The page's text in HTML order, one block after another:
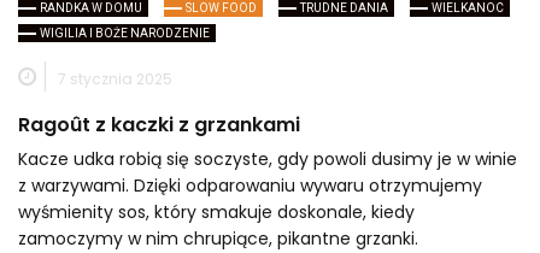
RANDKA W DOMU
SLOW FOOD TRUDNE DANIA
WIELKANOC
WIGILIA I BOŻE NARODZENIE
7 stycznia 2025
Ragoût z kaczki z grzankami
Kacze udka robią się soczyste, gdy powoli dusimy je w winie
z warzywami. Dzięki odparowaniu wywaru otrzymujemy
wyśmienity sos, który smakuje doskonale, kiedy
zamoczymy w nim chrupiące, pikantne grzanki.